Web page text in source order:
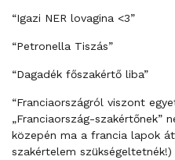
“Igazi NER lovagina <3”
“Petronella Tiszás”
“Dagadék főszakértő liba”
“Franciaországról viszont
„Franciaország-szakértőnek”
közepén ma a francia lapok
szakértelem